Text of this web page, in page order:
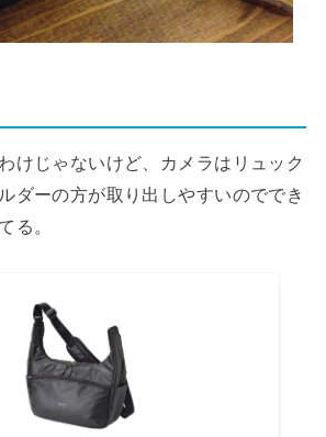
けじゃないけど、カメラはリュック
ダーの方が取り出しやすいのででき
る。